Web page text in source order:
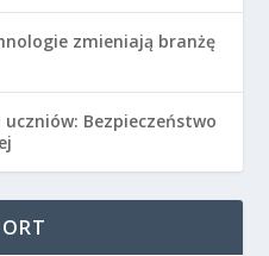
zmieniają branżę
Bezpieczeństwo